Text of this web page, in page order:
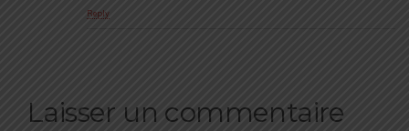
Reply
Laisser un commentaire